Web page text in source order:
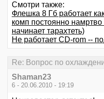
Смотри также:
Флешка 8 Гб работает
комп постоянно намртво
начинает тарахтеть)
Не работает CD-rom --
Re: Вопрос по
Shaman23
6 - 20.06.2010 - 19:19